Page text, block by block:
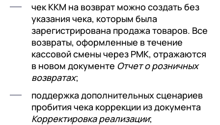
чек ККМ на возврат можно создать без
указания чека, которым была
зарегистрирована продажа товаров. Все
возвраты, оформленные в течение
кассовой смены через РМК, отражаются
в новом документе Отчет о розничных
возвратах;
поддержка дополнительных сценариев
пробития чека коррекции из документа
Корректировка реализации;